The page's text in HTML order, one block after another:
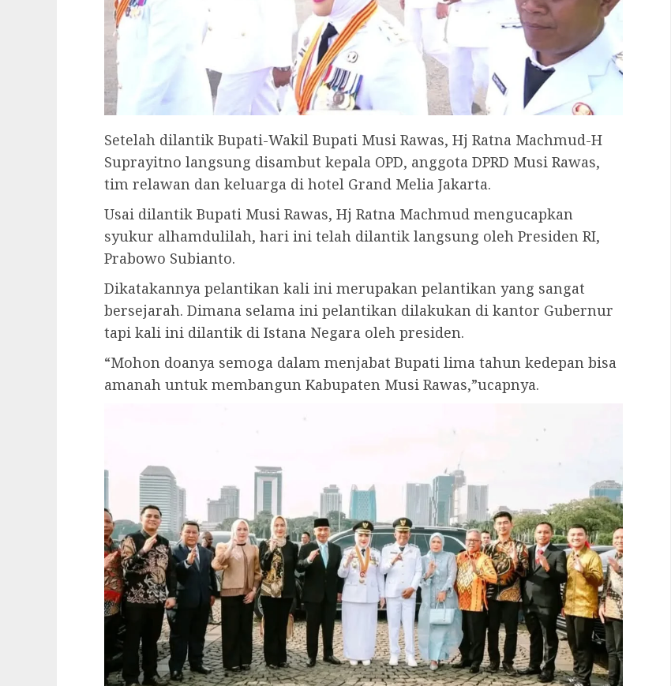
Setelah dilantik Bupati-Wakil Bupati Musi Rawas, Hj Ratna Machmud-H
Suprayitno langsung disambut kepala OPD, anggota DPRD Musi Rawas,
tim relawan dan keluarga di hotel Grand Melia Jakarta.
Usai dilantik Bupati Musi Rawas, Hj Ratna Machmud mengucapkan
syukur alhamdulilah, hari ini telah dilantik langsung oleh Presiden RI,
Prabowo Subianto.
Dikatakannya pelantikan kali ini merupakan pelantikan yang sangat
bersejarah. Dimana selama ini pelantikan dilakukan di kantor Gubernur
tapi kali ini dilantik di Istana Negara oleh presiden.
“Mohon doanya semoga dalam menjabat Bupati lima tahun kedepan bisa
amanah untuk membangun Kabupaten Musi Rawas,”ucapnya.